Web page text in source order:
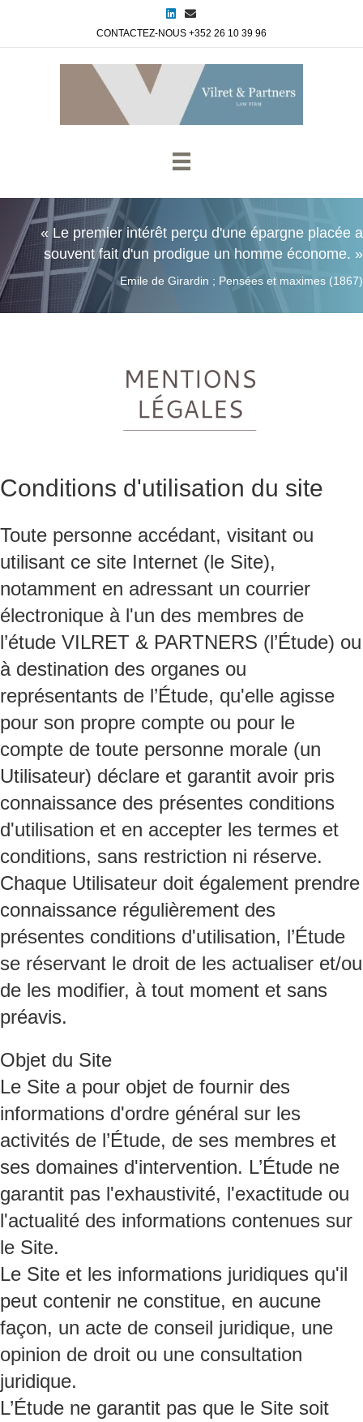
Linkedin
Email
CONTACTEZ-NOUS +352 26 10 39 96
« Le premier intérêt perçu d'une épargne placée a
souvent fait d'un prodigue un homme économe. »
Emile de Girardin ; Pensées et maximes (1867)
Conditions d'utilisation du site
Toute personne accédant, visitant ou
utilisant ce site Internet (le Site),
notamment en adressant un courrier
électronique à l'un des membres de
l’étude VILRET & PARTNERS (l’Étude) ou
à destination des organes ou
représentants de l’Étude, qu'elle agisse
pour son propre compte ou pour le
compte de toute personne morale (un
Utilisateur) déclare et garantit avoir pris
connaissance des présentes conditions
d'utilisation et en accepter les termes et
conditions, sans restriction ni réserve.
Chaque Utilisateur doit également prendre
connaissance régulièrement des
présentes conditions d'utilisation, l’Étude
se réservant le droit de les actualiser et/ou
de les modifier, à tout moment et sans
préavis.
Objet du Site
Le Site a pour objet de fournir des
informations d'ordre général sur les
activités de l’Étude, de ses membres et
ses domaines d'intervention. L’Étude ne
garantit pas l'exhaustivité, l'exactitude ou
l'actualité des informations contenues sur
le Site.
Le Site et les informations juridiques qu'il
peut contenir ne constitue, en aucune
façon, un acte de conseil juridique, une
opinion de droit ou une consultation
juridique.
L’Étude ne garantit pas que le Site soit